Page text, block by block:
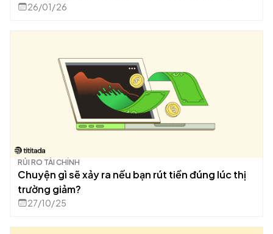
26/01/26
RỦI RO TÀI CHÍNH
Chuyện gì sẽ xảy ra nếu bạn rút tiền đúng lúc thị
trường giảm?
27/10/25